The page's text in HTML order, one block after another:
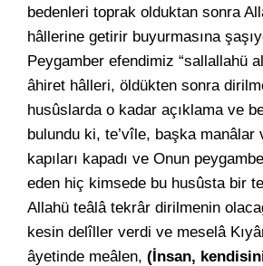
bedenleri toprak olduktan sonra
hâllerine getirir buyurmasına
Peygamber efendimiz “sallallahü
âhiret hâlleri, öldükten sonra
husûslarda o kadar açıklama ve
bulundu ki, te’vîle, başka manâlar
kapıları kapadı ve Onun
eden hiç kimsede bu husûsta bir
Allahü teâlâ tekrâr dirilmenin
kesin delîller verdi ve meselâ
âyetinde meâlen, (İnsan,